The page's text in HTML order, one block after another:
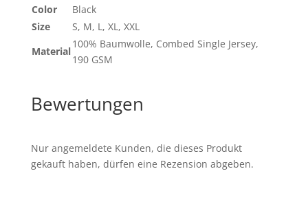
Color
Black
Size
S, M, L, XL, XXL
Material
100% Baumwolle, Combed Single Jersey,
190 GSM
Bewertungen
Nur angemeldete Kunden, die dieses Produkt
gekauft haben, dürfen eine Rezension abgeben.